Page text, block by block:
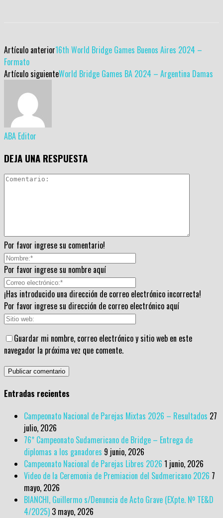
Artículo anterior16th World Bridge Games Buenos Aires 2024 –
Formato
Artículo siguienteWorld Bridge Games BA 2024 – Argentina Damas
ABA Editor
DEJA UNA RESPUESTA
Por favor ingrese su comentario!
Por favor ingrese su nombre aquí
¡Has introducido una dirección de correo electrónico incorrecta!
Por favor ingrese su dirección de correo electrónico aquí
Guardar mi nombre, correo electrónico y sitio web en este
navegador la próxima vez que comente.
Entradas recientes
Campeonato Nacional de Parejas Mixtas 2026 – Resultados 27
julio, 2026
76* Campeonato Sudamericano de Bridge – Entrega de
diplomas a los ganadores 9 junio, 2026
Campeonato Nacional de Parejas Libres 2026 1 junio, 2026
Video de la Ceremonia de Premiacion del Sudmericano 2026 7
mayo, 2026
BIANCHI, Guillermo s/Denuncia de Acto Grave (EXpte. Nº TE&D
4/2025) 3 mayo, 2026